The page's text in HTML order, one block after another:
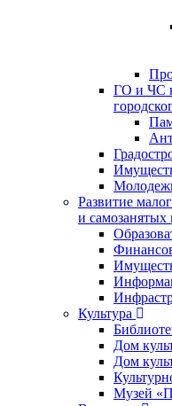
ГО и ЧС
Развитие
и самозанятых
Культура
Дом
Дом
Музей